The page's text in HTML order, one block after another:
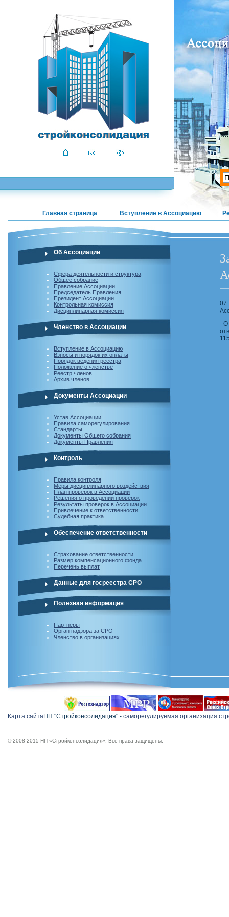
Главная страница Вступление в Ассоциацию
Об Ассоциации
Сфера деятельности и структура
Общее собрание
Правление Ассоциации
Председатель Правления
Президент Ассоциации
Контрольная комиссия
Дисциплинарная комиссия
Членство в Ассоциации
Вступление в Ассоциацию
Взносы и порядок их оплаты
Порядок ведения реестра
Положение о членстве
Реестр членов
Архив членов
Документы Ассоциации
Устав Ассоциации
Правила саморегулирования
Стандарты
Документы Общего собрания
Документы Правления
Контроль
Правила контроля
Меры дисциплинарного воздействия
План проверок в Ассоциации
Решения о проведении проверок
Результаты проверок в Ассоциации
Привлечение к ответственности
Судебная практика
Обеспечение ответственности
Страхование ответственности
Размер компенсационного фонда
Перечень выплат
Данные для госреестра СРО
Полезная информация
Партнеры
Орган надзора за СРО
Членство в организациях
07
- О
Карта сайтаНП "Стройконсолидация" - cаморегулируемая организация
© 2008-2015 НП «Стройконсолидация». Все права защищены.